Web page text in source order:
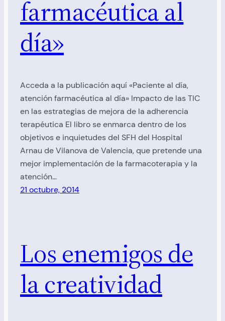
farmacéutica al
día»
Acceda a la publicación aquí «Paciente al día,
atención farmacéutica al día» Impacto de las TIC
en las estrategias de mejora de la adherencia
terapéutica El libro se enmarca dentro de los
objetivos e inquietudes del SFH del Hospital
Arnau de Vilanova de Valencia, que pretende una
mejor implementación de la farmacoterapia y la
atención…
21 octubre, 2014
Los enemigos de
la creatividad